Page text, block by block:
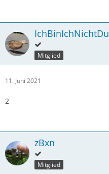
IchBinIchNichtDu
Mitglied
11. Juni 2021
2
zBxn
Mitglied